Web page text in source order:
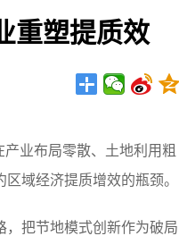
重塑提质效
业布局零散、土地利用粗
域经济提质增效的瓶颈。
把节地模式创新作为破局